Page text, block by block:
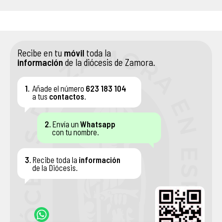
Recibe en tu móvil toda la
informaciónde la diócesis de Zamora.
1. Añade el número 623 183 104
a tus contactos.
2. Envía un Whatsapp
con tu nombre.
3. Recibe toda la información
de la Diócesis.
SERVICIO SOCIAL
PATRIMONIO ARTÍSTICO